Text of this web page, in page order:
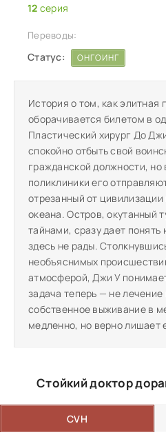
12 серия
Переводы:
Статус: ОНГОИНГ
История о том, как элитная
оборачивается билетом в
Пластический хирург До
спокойно отбыть свой
гражданской должности,
поликлиники его
отрезанный от
океана. Остров, окутанный
тайнами, сразу дает понять
здесь не рады.
необъяснимых
атмосферой, Джи У
задача теперь — не лечение
собственное выживание в
медленно, но верно лишает
Стойкий доктор
CVH